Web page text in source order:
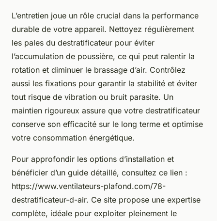
L’entretien joue un rôle crucial dans la performance
durable de votre appareil. Nettoyez régulièrement
les pales du destratificateur pour éviter
l’accumulation de poussière, ce qui peut ralentir la
rotation et diminuer le brassage d’air. Contrôlez
aussi les fixations pour garantir la stabilité et éviter
tout risque de vibration ou bruit parasite. Un
maintien rigoureux assure que votre destratificateur
conserve son efficacité sur le long terme et optimise
votre consommation énergétique.
Pour approfondir les options d’installation et
bénéficier d’un guide détaillé, consultez ce lien :
https://www.ventilateurs-plafond.com/78-
destratificateur-d-air. Ce site propose une expertise
complète, idéale pour exploiter pleinement le